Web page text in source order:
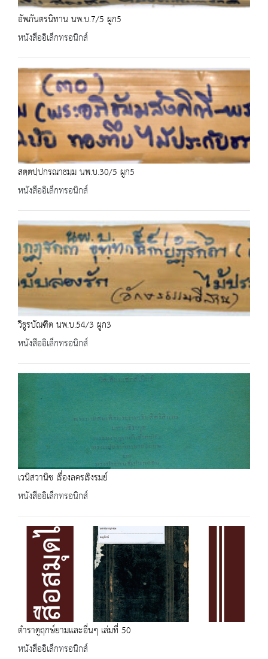
อัพภันตรนิทาน นพ.บ.7/5 ผูก5
หนังสืออิเล็กทรอนิกส์
สตฺตปฺปกรณาธมฺม นพ.บ.30/5 ผูก5
หนังสืออิเล็กทรอนิกส์
วิธูรบัณฑิต นพ.บ.54/3 ผูก3
หนังสืออิเล็กทรอนิกส์
เวนิสวานิช เรื่องลครเริงรมย์
หนังสืออิเล็กทรอนิกส์
ตำราดูฤกษ์ยามและอื่นๆ เล่มที่ 50
หนังสืออิเล็กทรอนิกส์